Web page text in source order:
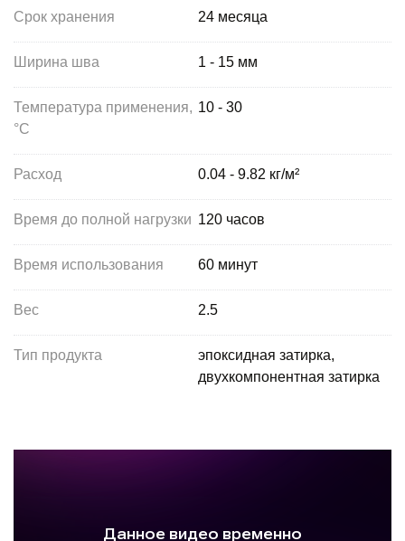
Срок хранения 24 месяца
Ширина шва 1 - 15 мм
Температура применения,
°С
10 - 30
Расход 0.04 - 9.82 кг/м²
Время до полной нагрузки 120 часов
Время использования 60 минут
Вес 2.5
Тип продукта
эпоксидная затирка,
двухкомпонентная затирка